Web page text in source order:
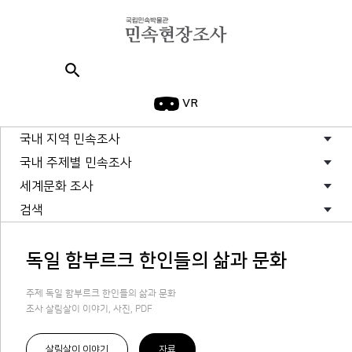
search
VR
국내 지역 민속조사
국내 주제별 민속조사
세계문화 조사
검색
독일 함부르크 한인들의 삶과 문화
주제 독일 함부르크 한인들의 삶과 문화
조사 살림살이 이야기, 사진, PDF
살림살이 이야기 자료